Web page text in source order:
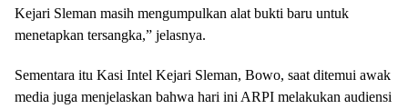
Kejari Sleman masih mengumpulkan alat bukti baru untuk
menetapkan tersangka,” jelasnya.
Sementara itu Kasi Intel Kejari Sleman, Bowo, saat ditemui awak
media juga menjelaskan bahwa hari ini ARPI melakukan audiensi